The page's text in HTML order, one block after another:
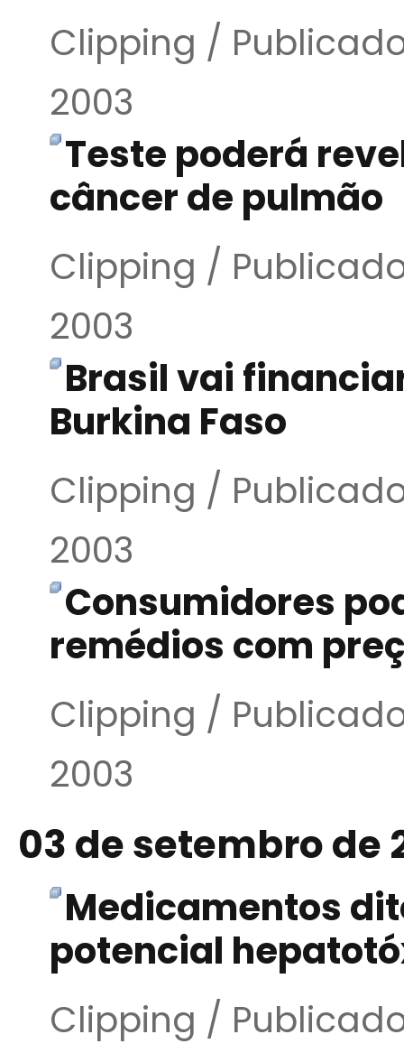
Clipping /
2003
Teste poderá
câncer de pulmão
Clipping /
2003
Brasil vai
Burkina Faso
Clipping /
2003
Consumidores
remédios com
Clipping /
2003
03 de setembro de
Medicamentos
potencial
Clipping /